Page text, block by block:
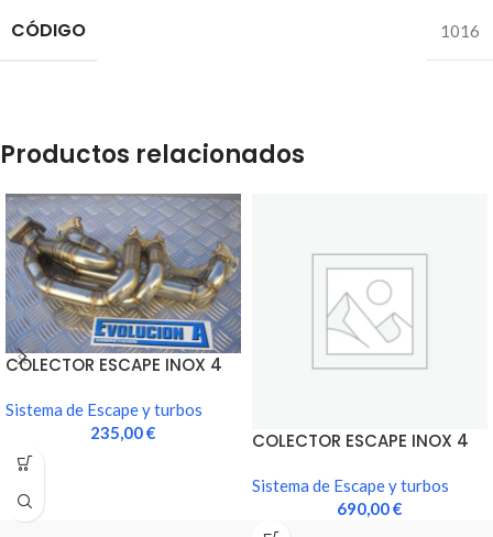
CÓDIGO 1016
Productos relacionados
COLECTOR ESCAPE INOX 4
Sistema de Escape y turbos
235,00€
COLECTOR ESCAPE INOX 4
Sistema de Escape y turbos
690,00€